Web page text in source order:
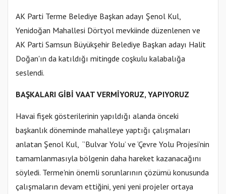
AK Parti Terme Belediye Başkan adayı Şenol Kul,
Yenidoğan Mahallesi Dörtyol mevkiinde düzenlenen ve
AK Parti Samsun Büyükşehir Belediye Başkan adayı Halit
Doğan'ın da katıldığı mitingde coşkulu kalabalığa
seslendi.
BAŞKALARI GİBİ VAAT VERMİYORUZ, YAPIYORUZ
Havai fişek gösterilerinin yapıldığı alanda önceki
başkanlık döneminde mahalleye yaptığı çalışmaları
anlatan Şenol Kul, ‘’Bulvar Yolu’ ve ‘Çevre Yolu Projesi’nin
tamamlanmasıyla bölgenin daha hareket kazanacağını
söyledi. Terme'nin önemli sorunlarının çözümü konusunda
çalışmaların devam ettiğini, yeni yeni projeler ortaya